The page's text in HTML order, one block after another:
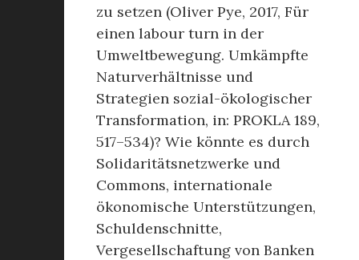
zu setzen (Oliver Pye, 2017, Für
einen labour turn in der
Umweltbewegung. Umkämpfte
Naturverhältnisse und
Strategien sozial-ökologischer
Transformation, in: PROKLA 189,
517–534)? Wie könnte es durch
Solidaritätsnetzwerke und
Commons, internationale
ökonomische Unterstützungen,
Schuldenschnitte,
Vergesellschaftung von Banken